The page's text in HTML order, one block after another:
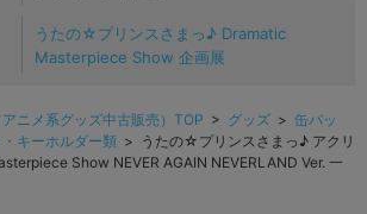
うたの☆プリンスさまっ♪ Dramatic
Masterpiece Show 企画展
ニメ系グッズ中古販売）TOP > グッズ > 缶バッ
キーホルダー類 > うたの☆プリンスさまっ♪ アクリ
Show NEVER AGAIN NEVERLAND Ver. 一